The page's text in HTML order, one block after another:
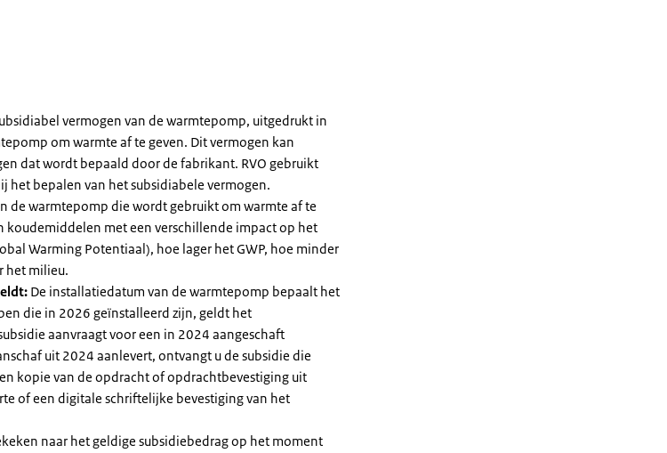
vermogen van de warmtepomp, uitgedrukt in
om warmte af te geven. Dit vermogen kan
dat wordt bepaald door de fabrikant. RVO gebruikt
het bepalen van het subsidiabele vermogen.
de warmtepomp die wordt gebruikt om warmte af te
koudemiddelen met een verschillende impact op het
Warming Potentiaal), hoe lager het GWP, hoe minder
het milieu.
De installatiedatum van de warmtepomp bepaalt het
die in 2026 geïnstalleerd zijn, geldt het
aanvraagt voor een in 2024 aangeschaft
uit 2024 aanlevert, ontvangt u de subsidie die
kopie van de opdracht of opdrachtbevestiging uit
of een digitale schriftelijke bevestiging van het
naar het geldige subsidiebedrag op het moment